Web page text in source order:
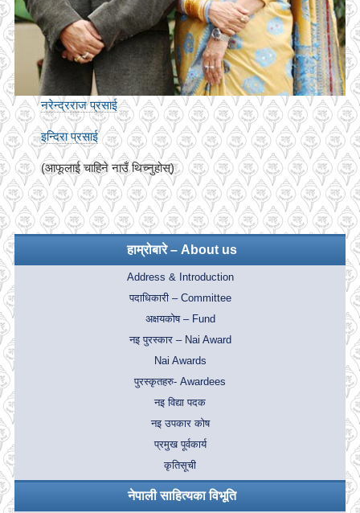
हाम्रोबारे – About us
Address & Introduction
पदाधिकारी – Committee
अक्षयकोष – Fund
नइ पुरस्कार – Nai Award
Nai Awards
पुरस्कृतहरु- Awardees
नइ विद्या पदक
नइ उपकार कोष
प्रमुख पूर्वकार्य
कृतिसूची
नेपाली साहित्यका विभूति
नरेन्द्रराज प्रसाई
इन्दिरा प्रसाई
(आफूलाई चाहिने नाउँ थिच्नुहोस्)